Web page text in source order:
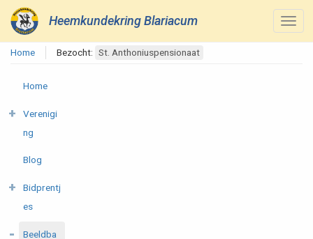
Heemkundekring Blariacum
Home Bezocht: St. Anthoniuspensionaat
Home
Verenigi
ng
Blog
Bidprentj
es
Beeldba